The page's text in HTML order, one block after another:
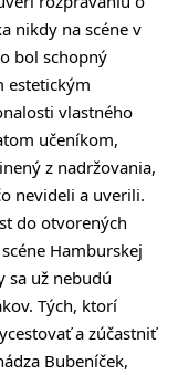
nikdy na scéne v
bol schopný
estetickým
vlastného
učeníkom,
z nadržovania,
nevideli a uverili.
do otvorených
Hamburskej
sa už nebudú
Tých, ktorí
a zúčastniť
Bubeníček,